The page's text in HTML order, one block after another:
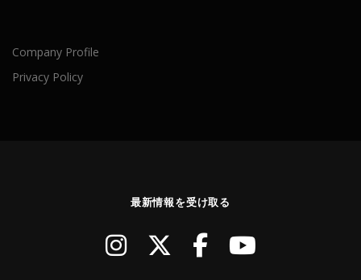
Company Profile
Privacy Policy
最新情報を受け取る